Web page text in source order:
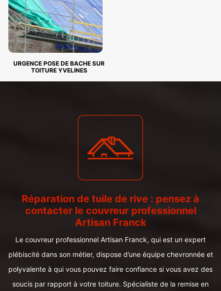
URGENCE POSE DE BACHE SUR
TOITURE YVELINES
Réparation de tuile de rive : pensez à
contacter le couvreur professionnel
Artisan Franck
Le couvreur professionnel Artisan Franck, qui est un expert
plébiscité dans son métier, dispose d’une équipe chevronnée et
polyvalente à qui vous pouvez faire confiance si vous avez des
soucis par rapport à votre toiture. Spécialiste de la remise en